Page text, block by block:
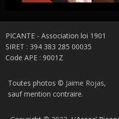
PICANTE - Association loi 1901
SIRET : 394 383 285 00035
Code APE : 9001Z
Toutes photos © Jaime Rojas,
sauf mention contraire.